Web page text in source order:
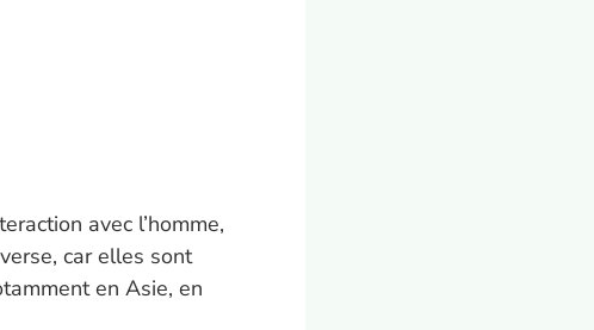
avec l’homme,
car elles sont
en Asie, en